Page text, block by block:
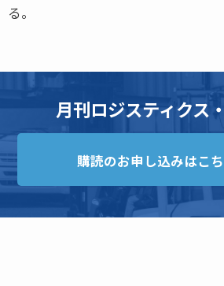
る。
月刊ロジスティクス
購読のお申し込みはこ